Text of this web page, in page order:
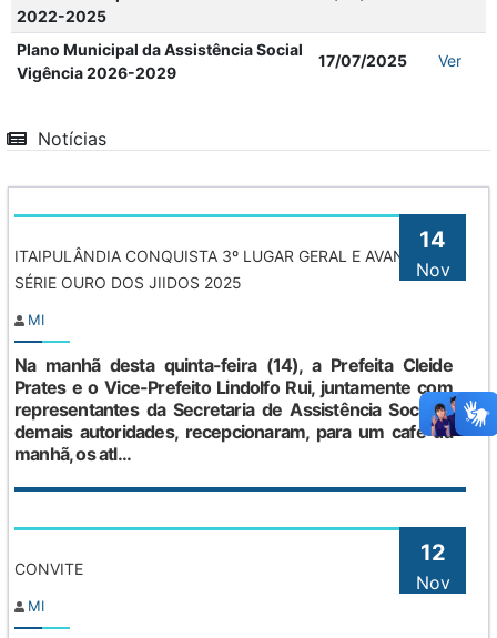
2022-2025
Plano Municipal da Assistência Social
Vigência 2026-2029
17/07/2025 Ver
Notícias
14
Nov
ITAIPULÂNDIA CONQUISTA 3º LUGAR GERAL E AVANÇA À
SÉRIE OURO DOS JIIDOS 2025
MI
Na manhã desta quinta-feira (14), a Prefeita Cleide
Prates e o Vice-Prefeito Lindolfo Rui, juntamente com
representantes da Secretaria de Assistência Social e
demais autoridades, recepcionaram, para um café da
manhã, os atl...
12
Nov
CONVITE
MI